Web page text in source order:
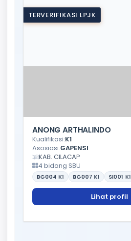
TERVERIFIKASI LPJK
ANONG ARTHALINDO
Kualifikasi:K1
Asosiasi:GAPENSI
KAB. CILACAP
4 bidang SBU
BG004 K1 BG007 K1 SI001 K1
Lihat profil